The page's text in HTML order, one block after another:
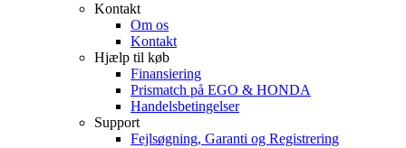
Kontakt
Om os
Kontakt
Hjælp til køb
Finansiering
Prismatch på EGO & HONDA
Handelsbetingelser
Support
Fejlsøgning, Garanti og Registrering